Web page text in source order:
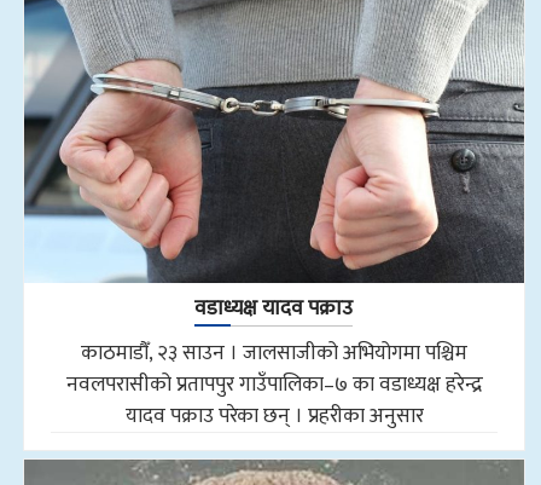
वडाध्यक्ष यादव पक्राउ
काठमाडौँ, २३ साउन । जालसाजीको अभियोगमा पश्चिम
नवलपरासीको प्रतापपुर गाउँपालिका–७ का वडाध्यक्ष हरेन्द्र
यादव पक्राउ परेका छन् । प्रहरीका अनुसार